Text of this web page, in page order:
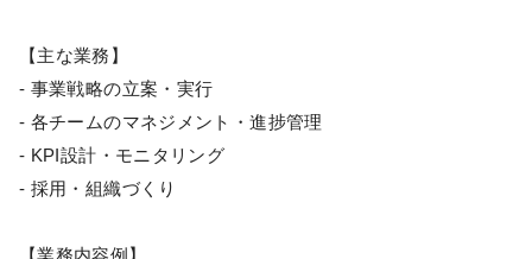
【主な業務】
- 事業戦略の立案・実行
- 各チームのマネジメント・進捗管理
- KPI設計・モニタリング
- 採用・組織づくり
【業務内容例】